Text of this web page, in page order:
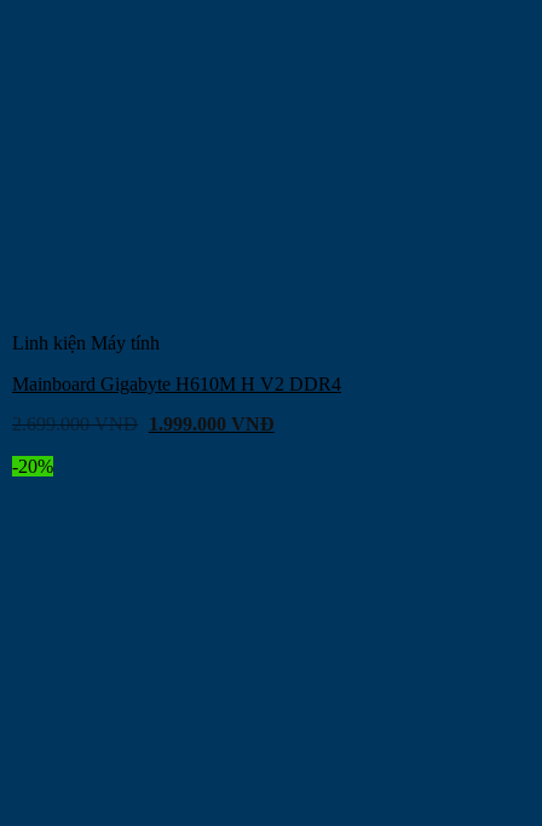
Linh kiện Máy tính
Mainboard Gigabyte H610M H V2 DDR4
2.699.000VNĐ 1.999.000 VNĐ
-20%